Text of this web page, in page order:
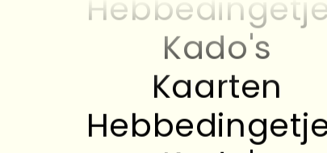
Kado's
Kaarten
Hebbedingetjes
Kado's